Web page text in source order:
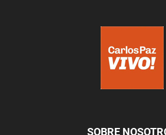
SOBRE